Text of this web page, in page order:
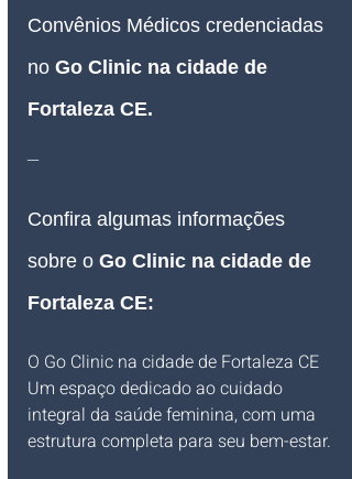
Convênios Médicos credenciadas
no Go Clinic na cidade de
Fortaleza CE.
Confira algumas informações
sobre o Go Clinic na cidade de
Fortaleza CE:
O Go Clinic na cidade de Fortaleza CE
Um espaço dedicado ao cuidado
integral da saúde feminina, com uma
estrutura completa para seu bem-estar.